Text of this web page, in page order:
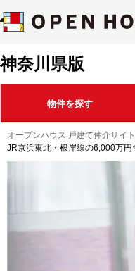
神奈川県版
物件を探す
オープンハウス 戸建て仲介サイト
JR京浜東北・根岸線の6,000万